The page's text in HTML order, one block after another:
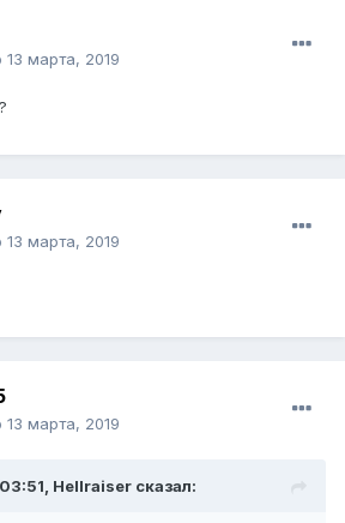
13 марта, 2019
13 марта, 2019
13 марта, 2019
Hellraiser сказал: